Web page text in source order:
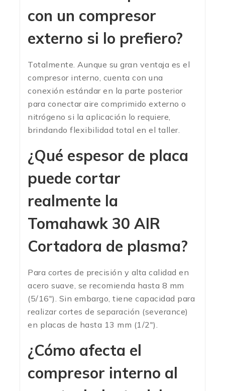
con un compresor
externo si lo prefiero?
Totalmente. Aunque su gran ventaja es el
compresor interno, cuenta con una
conexión estándar en la parte posterior
para conectar aire comprimido externo o
nitrógeno si la aplicación lo requiere,
brindando flexibilidad total en el taller.
¿Qué espesor de placa
puede cortar
realmente la
Tomahawk 30 AIR
Cortadora de plasma?
Para cortes de precisión y alta calidad en
acero suave, se recomienda hasta 8 mm
(5/16″). Sin embargo, tiene capacidad para
realizar cortes de separación (severance)
en placas de hasta 13 mm (1/2″).
¿Cómo afecta el
compresor interno al